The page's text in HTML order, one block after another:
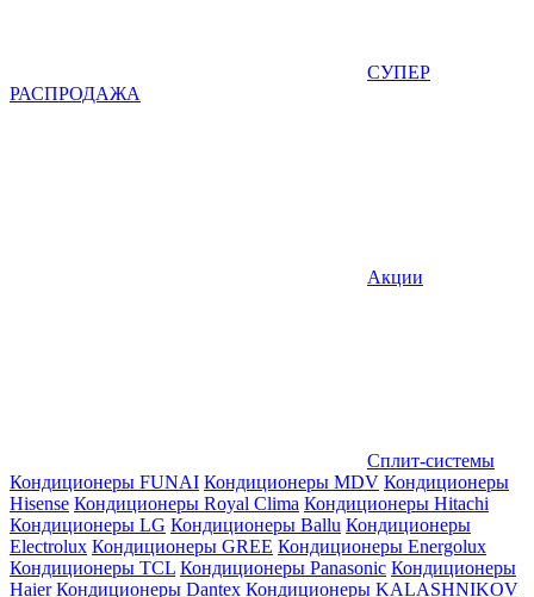
СУПЕР
РАСПРОДАЖА
Акции
Сплит-системы
Кондиционеры FUNAI Кондиционеры MDV Кондиционеры
Hisense Кондиционеры Royal Clima Кондиционеры Hitachi
Кондиционеры LG Кондиционеры Ballu Кондиционеры
Electrolux Кондиционеры GREE Кондиционеры Energolux
Кондиционеры TCL Кондиционеры Panasonic Кондиционеры
Haier Кондиционеры Dantex Кондиционеры KALASHNIKOV